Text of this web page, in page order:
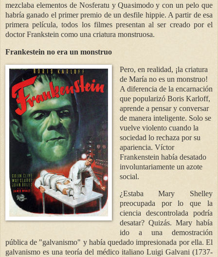
mezclaba elementos de Nosferatu y Quasimodo y con un pelo que
habría ganado el primer premio de un desfile hippie. A partir de esa
primera película, todos los filmes presentan al ser creado por el
doctor Frankstein como una criatura monstruosa.
Frankestein no era un monstruo
Pero, en realidad, ¡la criatura
de María no es un monstruo!
A diferencia de la encarnación
que popularizó Boris Karloff,
aprende a pensar y conversar
de manera inteligente. Solo se
vuelve violento cuando la
sociedad lo rechaza por su
apariencia. Víctor
Frankenstein había desatado
involuntariamente un azote
social.
¿Estaba Mary Shelley
preocupada por lo que la
ciencia descontrolada podría
desatar? Quizás. Mary había
ido a una demostración
pública de "galvanismo" y había quedado impresionada por ella. El
galvanismo es una teoría del médico italiano Luigi Galvani (1737-